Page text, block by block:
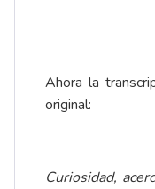
Ahora la
original:
Curiosidad,